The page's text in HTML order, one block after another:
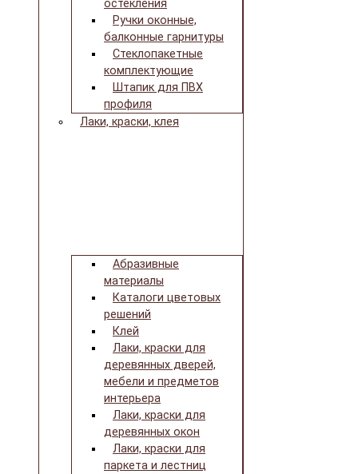
остекления
Ручки оконные,
балконные гарнитуры
Стеклопакетные
комплектующие
Штапик для ПВХ
профиля
Лаки, краски, клея
Абразивные
материалы
Каталоги цветовых
решений
Клей
Лаки, краски для
деревянных дверей,
мебели и предметов
интерьера
Лаки, краски для
деревянных окон
Лаки, краски для
паркета и лестниц